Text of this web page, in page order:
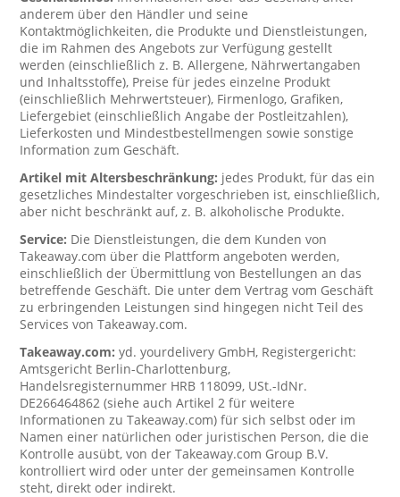
anderem über den Händler und seine
Kontaktmöglichkeiten, die Produkte und Dienstleistungen,
die im Rahmen des Angebots zur Verfügung gestellt
werden (einschließlich z. B. Allergene, Nährwertangaben
und Inhaltsstoffe), Preise für jedes einzelne Produkt
(einschließlich Mehrwertsteuer), Firmenlogo, Grafiken,
Liefergebiet (einschließlich Angabe der Postleitzahlen),
Lieferkosten und Mindestbestellmengen sowie sonstige
Information zum Geschäft.
Artikel mit Altersbeschränkung: jedes Produkt, für das ein
gesetzliches Mindestalter vorgeschrieben ist, einschließlich,
aber nicht beschränkt auf, z. B. alkoholische Produkte.
Service: Die Dienstleistungen, die dem Kunden von
Takeaway.com über die Plattform angeboten werden,
einschließlich der Übermittlung von Bestellungen an das
betreffende Geschäft. Die unter dem Vertrag vom Geschäft
zu erbringenden Leistungen sind hingegen nicht Teil des
Services von Takeaway.com.
Takeaway.com:yd. yourdelivery GmbH, Registergericht:
Amtsgericht Berlin-Charlottenburg,
Handelsregisternummer HRB 118099, USt.-IdNr.
DE266464862 (siehe auch Artikel 2 für weitere
Informationen zu Takeaway.com) für sich selbst oder im
Namen einer natürlichen oder juristischen Person, die die
Kontrolle ausübt, von der Takeaway.com Group B.V.
kontrolliert wird oder unter der gemeinsamen Kontrolle
steht, direkt oder indirekt.